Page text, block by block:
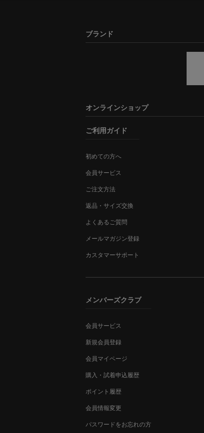
ブランド
オンラインショップ
ご利用ガイド
初めての方へ
会員サービス
ご注文方法
返品・サイズ交換
よくあるご質問
メールマガジン登録
カスタマーサポート
メンバーズクラブ
会員サービス
新規会員登録
会員マイページ
購入・試着申込履歴
ポイント履歴
会員情報変更
パスワードをお忘れの方